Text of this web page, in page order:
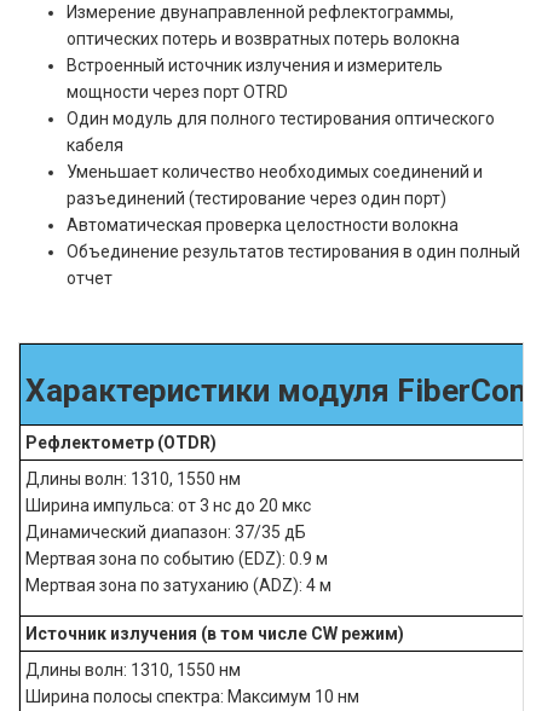
Измерение двунаправленной рефлектограммы,
оптических потерь и возвратных потерь волокна
Встроенный источник излучения и измеритель
мощности через порт OTRD
Один модуль для полного тестирования оптического
кабеля
Уменьшает количество необходимых соединений и
разъединений (тестирование через один порт)
Автоматическая проверка целостности волокна
Объединение результатов тестирования в один полный
отчет
Характеристики модуля
Рефлектометр (OTDR)
Длины волн: 1310, 1550 нм
Ширина импульса: от 3 нс до 20 мкс
Динамический диапазон: 37/35 дБ
Мертвая зона по событию (EDZ): 0.9 м
Мертвая зона по затуханию (ADZ): 4 м
Источник излучения (в том числе CW режим)
Длины волн: 1310, 1550 нм
Ширина полосы спектра: Максимум 10 нм